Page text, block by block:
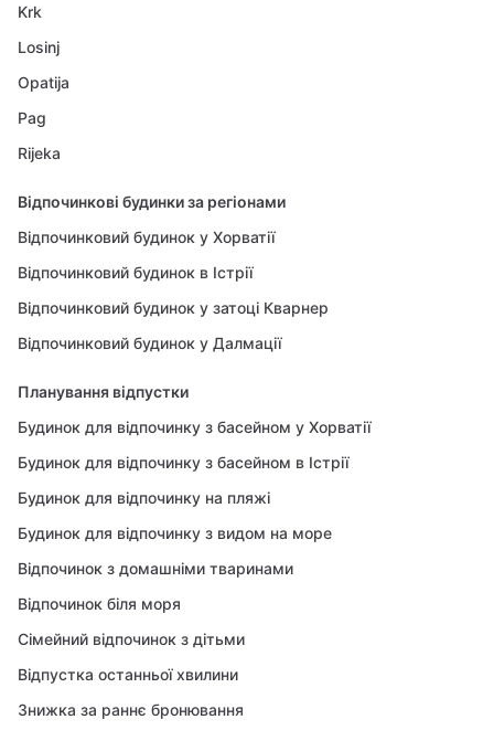
Krk
Losinj
Opatija
Pag
Rijeka
Відпочинкові будинки за регіонами
Відпочинковий будинок у Хорватії
Відпочинковий будинок в Істрії
Відпочинковий будинок у затоці Кварнер
Відпочинковий будинок у Далмації
Планування відпустки
Будинок для відпочинку з басейном у Хорватії
Будинок для відпочинку з басейном в Істрії
Будинок для відпочинку на пляжі
Будинок для відпочинку з видом на море
Відпочинок з домашніми тваринами
Відпочинок біля моря
Сімейний відпочинок з дітьми
Відпустка останньої хвилини
Знижка за раннє бронювання